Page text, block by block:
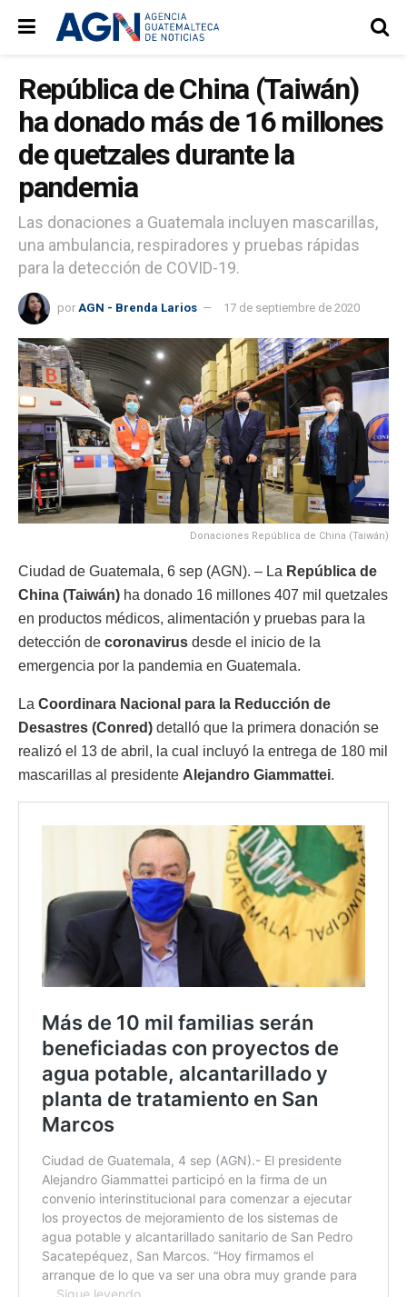
República de China (Taiwán)
ha donado más de 16 millones
de quetzales durante la
pandemia
Las donaciones a Guatemala incluyen mascarillas,
una ambulancia, respiradores y pruebas rápidas
para la detección de COVID-19.
por AGN - Brenda Larios 17 de septiembre de 2020
Donaciones República de China (Taiwán)
Ciudad de Guatemala, 6 sep (AGN). – La República de
China (Taiwán) ha donado 16 millones 407 mil quetzales
en productos médicos, alimentación y pruebas para la
detección de coronavirus desde el inicio de la
emergencia por la pandemia en Guatemala.
La Coordinara Nacional para la Reducción de
Desastres (Conred) detalló que la primera donación se
realizó el 13 de abril, la cual incluyó la entrega de 180 mil
mascarillas al presidente Alejandro Giammattei.